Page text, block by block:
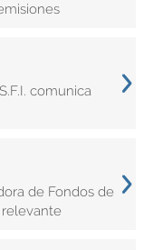
comunica
de Fondos de
relevante